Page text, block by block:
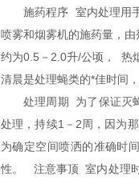
施药程序 室内处理用
喷雾和烟雾机的施药量，
约为0.5－2.0升/公顷， 热
清晨是处理蝇类的*佳时间
处理周期 为了保证灭
处理，持续1－2周，因为
为确定空间喷洒的准确时
性。 注意事顶 室内处理时